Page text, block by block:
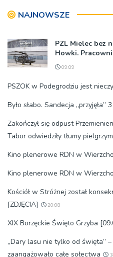
NAJNOWSZE
PZL Mielec bez
Howki.
09:09
PSZOK w Podegrodziu jest
Było słabo. Sandecja
Zakończył się odpust
Tabor odwiedziły tłumy
Kino plenerowe RDN w
Kino plenerowe RDN w
Kościół w Stróżnej został
[ZDJĘCIA]
20:08
XIX Borzęckie Święto Grzyba
„Dary lasu nie tylko od święta”
zaangażowało całe sołectwa